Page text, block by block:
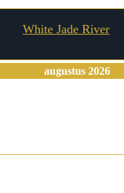
White Jade River
augustus 2026